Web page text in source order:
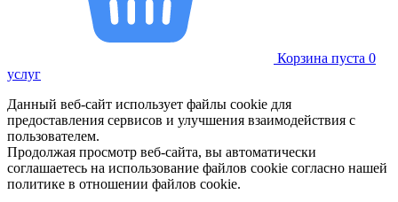
Корзина пуста 0
услуг
Данный веб-сайт использует файлы cookie для
предоставления сервисов и улучшения взаимодействия с
пользователем.
Продолжая просмотр веб-сайта, вы автоматически
соглашаетесь на использование файлов cookie согласно нашей
политике в отношении файлов cookie.